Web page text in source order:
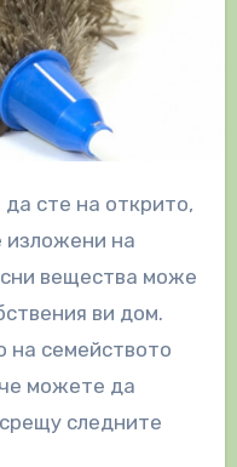
изложени на
вещества може
ви дом.
на семейството
можете да
следните